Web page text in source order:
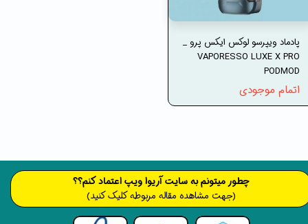
پادماد ویپرسو لوکس ایکس پرو _
VAPORESSO LUXE X PRO
PODMOD
اتمام موجودی
​​​چطور میتونم به سایت آریوا ویپ اعتماد کنم؟؟
(جهت مشاهده مقاله مربوطه کلیک کنید)